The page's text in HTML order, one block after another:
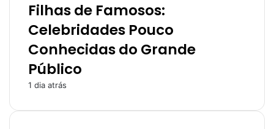
Filhas de Famosos:
Celebridades Pouco
Conhecidas do Grande
Público
1 dia atrás